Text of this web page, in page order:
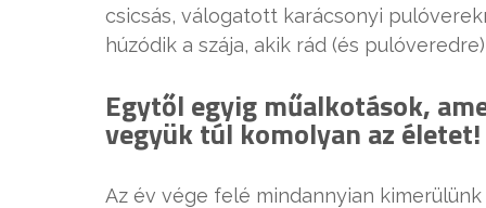
csicsás, válogatott karácsonyi
húzódik a szája, akik rád (és
Egytől egyig műalkotások,
vegyük túl komolyan az életet!
Az év vége felé mindannyian